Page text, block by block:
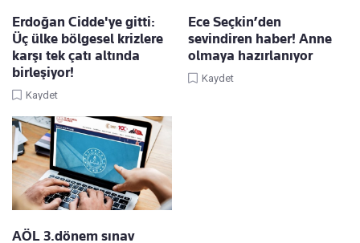
Erdoğan Cidde'ye gitti:
Üç ülke bölgesel krizlere
karşı tek çatı altında
birleşiyor!
Kaydet
Ece Seçkin’den
sevindiren haber! Anne
olmaya hazırlanıyor
Kaydet
AÖL 3.dönem sınav